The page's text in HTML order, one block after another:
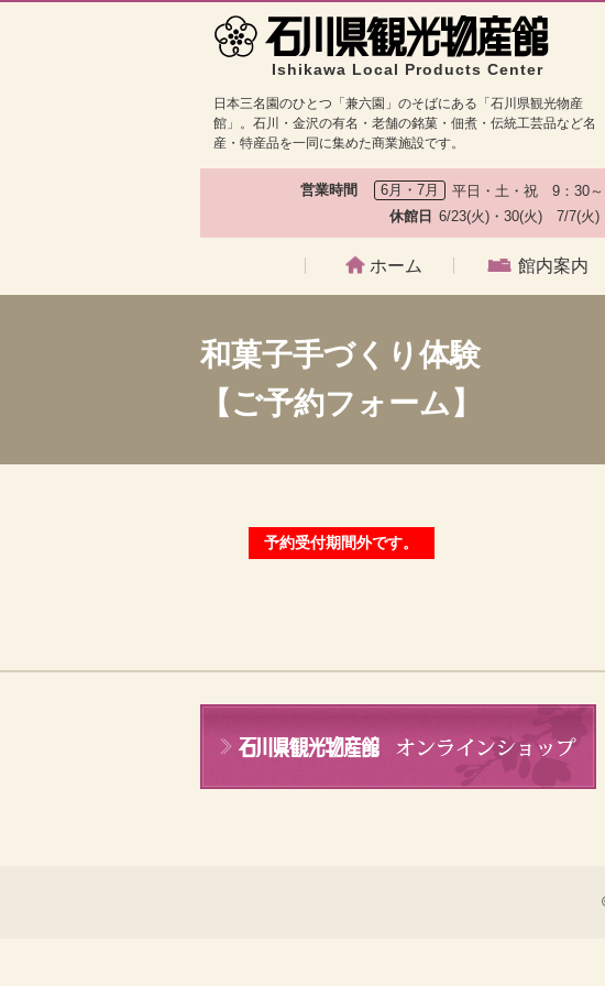
Ishikawa Local Products Center
日本三名園のひとつ「兼六園」のそばにある「石川県観光物産
館」。石川・金沢の有名・老舗の銘菓・佃煮・伝統工芸品など名
産・特産品を一同に集めた商業施設です。
営業時間 6月・7月 平日・土・祝　9：30
休館日 6/23(火)・30(火)　7/7(火)
ホーム 館内案内
和菓子手づくり体験
【ご予約フォーム】
予約受付期間外です。